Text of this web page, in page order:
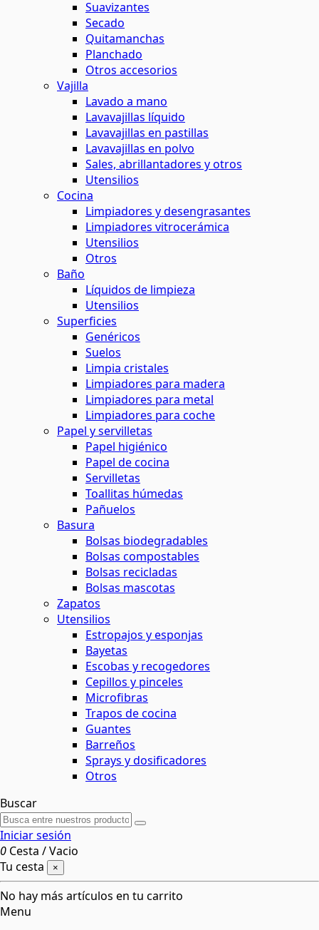
Suavizantes
Secado
Quitamanchas
Planchado
Otros accesorios
Vajilla
Lavado a mano
Lavavajillas líquido
Lavavajillas en pastillas
Lavavajillas en polvo
Sales, abrillantadores y otros
Utensilios
Cocina
Limpiadores y desengrasantes
Limpiadores vitrocerámica
Utensilios
Otros
Baño
Líquidos de limpieza
Utensilios
Superficies
Genéricos
Suelos
Limpia cristales
Limpiadores para madera
Limpiadores para metal
Limpiadores para coche
Papel y servilletas
Papel higiénico
Papel de cocina
Servilletas
Toallitas húmedas
Pañuelos
Basura
Bolsas biodegradables
Bolsas compostables
Bolsas recicladas
Bolsas mascotas
Zapatos
Utensilios
Estropajos y esponjas
Bayetas
Escobas y recogedores
Cepillos y pinceles
Microfibras
Trapos de cocina
Guantes
Barreños
Sprays y dosificadores
Otros
Buscar
Iniciar sesión
0 Cesta /Vacio
Tu cesta
×
No hay más artículos en tu carrito
Menu